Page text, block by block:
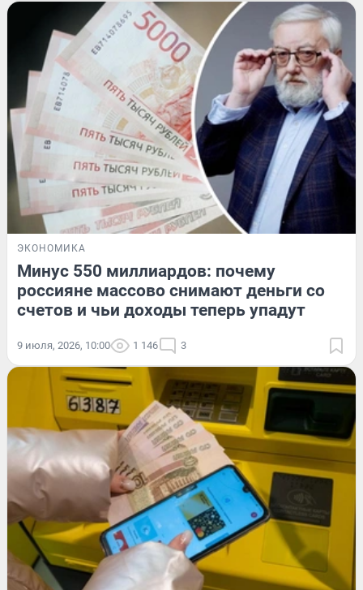
ЭКОНОМИКА
Минус 550 миллиардов: почему
россияне массово снимают деньги со
счетов и чьи доходы теперь упадут
9 июля, 2026, 10:00 1 146 3